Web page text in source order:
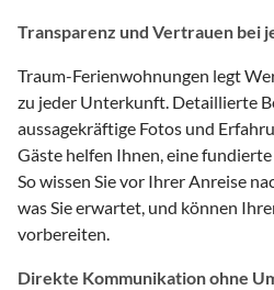
Transparenz und Vertrauen bei
Traum-Ferienwohnungen legt
zu jeder Unterkunft. Detaillierte
aussagekräftige Fotos und
Gäste helfen Ihnen, eine
So wissen Sie vor Ihrer Anreise
was Sie erwartet, und können
vorbereiten.
Direkte Kommunikation ohne